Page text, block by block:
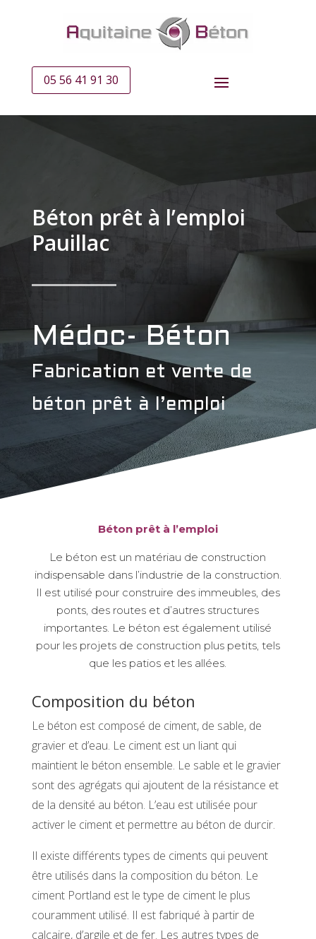
05 56 41 91 30
Béton prêt à l’emploi
Pauillac
Médoc- Béton
Fabrication et vente de
béton prêt à l’emploi
Béton prêt à l’emploi
Le béton est un matériau de construction
indispensable dans l’industrie de la construction.
Il est utilisé pour construire des immeubles, des
ponts, des routes et d’autres structures
importantes. Le béton est également utilisé
pour les projets de construction plus petits, tels
que les patios et les allées.
Composition du béton
Le béton est composé de ciment, de sable, de
gravier et d’eau. Le ciment est un liant qui
maintient le béton ensemble. Le sable et le gravier
sont des agrégats qui ajoutent de la résistance et
de la densité au béton. L’eau est utilisée pour
activer le ciment et permettre au béton de durcir.
Il existe différents types de ciments qui peuvent
être utilisés dans la composition du béton. Le
ciment Portland est le type de ciment le plus
couramment utilisé. Il est fabriqué à partir de
calcaire, d’argile et de fer. Les autres types de